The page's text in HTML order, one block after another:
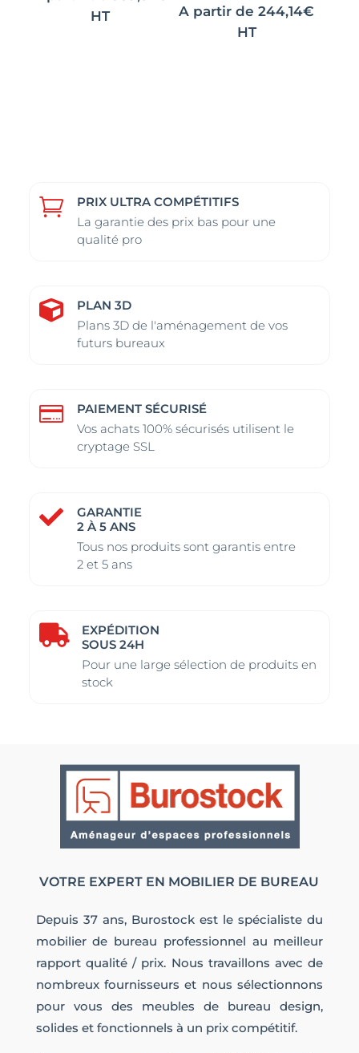
HT
A partir de244,14€
HT
être
du
être
du

PRIX ULTRA COMPÉTITIFS
La garantie des prix bas pour une
qualité pro

PLAN 3D
Plans 3D de l'aménagement de vos
futurs bureaux

PAIEMENT SÉCURISÉ
Vos achats 100% sécurisés utilisent le
cryptage SSL

GARANTIE
2 À 5 ANS
Tous nos produits sont garantis entre
2 et 5 ans

EXPÉDITION
SOUS 24H
Pour une large sélection de produits en
stock
VOTRE EXPERT EN MOBILIER DE BUREAU
Depuis 37 ans, Burostock est le spécialiste du
mobilier de bureau professionnel au meilleur
rapport qualité / prix. Nous travaillons avec de
nombreux fournisseurs et nous sélectionnons
pour vous des meubles de bureau design,
solides et fonctionnels à un prix compétitif.